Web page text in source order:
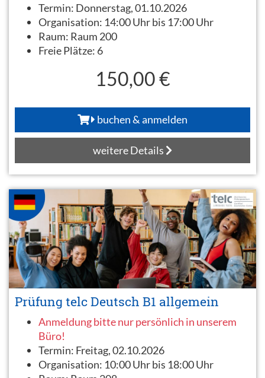
Termin: Donnerstag, 01.10.2026
Organisation: 14:00 Uhr bis 17:00 Uhr
Raum: Raum 200
Freie Plätze: 6
150,00 €
buchen & anmelden
weitere Details
Prüfung telc Deutsch B1 allgemein
Anmeldung bitte nur persönlich in unserem
Büro!
Termin: Freitag, 02.10.2026
Organisation: 10:00 Uhr bis 18:00 Uhr